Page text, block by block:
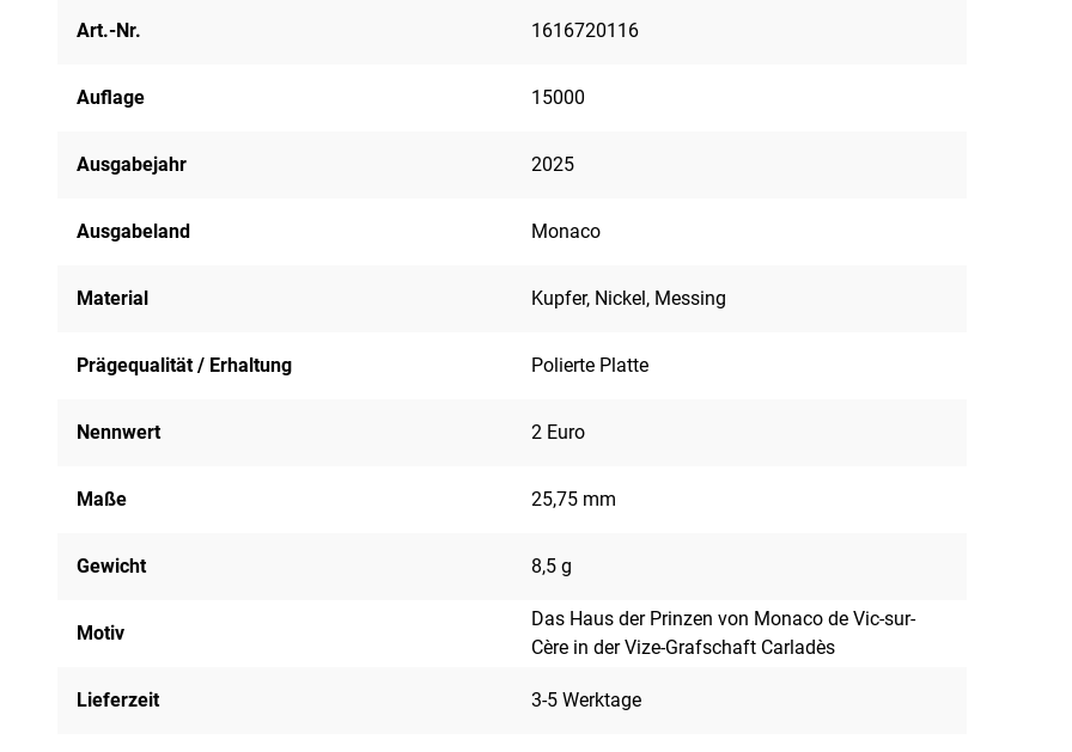
Art.-Nr. 1616720116
Auflage 15000
Ausgabejahr 2025
Ausgabeland Monaco
Material Kupfer, Nickel, Messing
Prägequalität / Erhaltung Polierte Platte
Nennwert 2 Euro
Maße 25,75 mm
Gewicht 8,5 g
Motiv
Das Haus der Prinzen von Monaco de Vic-sur-
Cère in der Vize-Grafschaft Carladès
Lieferzeit 3-5 Werktage